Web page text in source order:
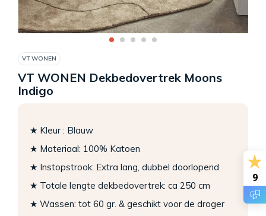
VT WONEN
VT WONEN Dekbedovertrek Moons
Indigo
★ Kleur : Blauw
★ Materiaal: 100% Katoen
★ Instopstrook: Extra lang, dubbel doorlopend
★ Totale lengte dekbedovertrek: ca 250 cm
★ Wassen: tot 60 gr. & geschikt voor de droger
9